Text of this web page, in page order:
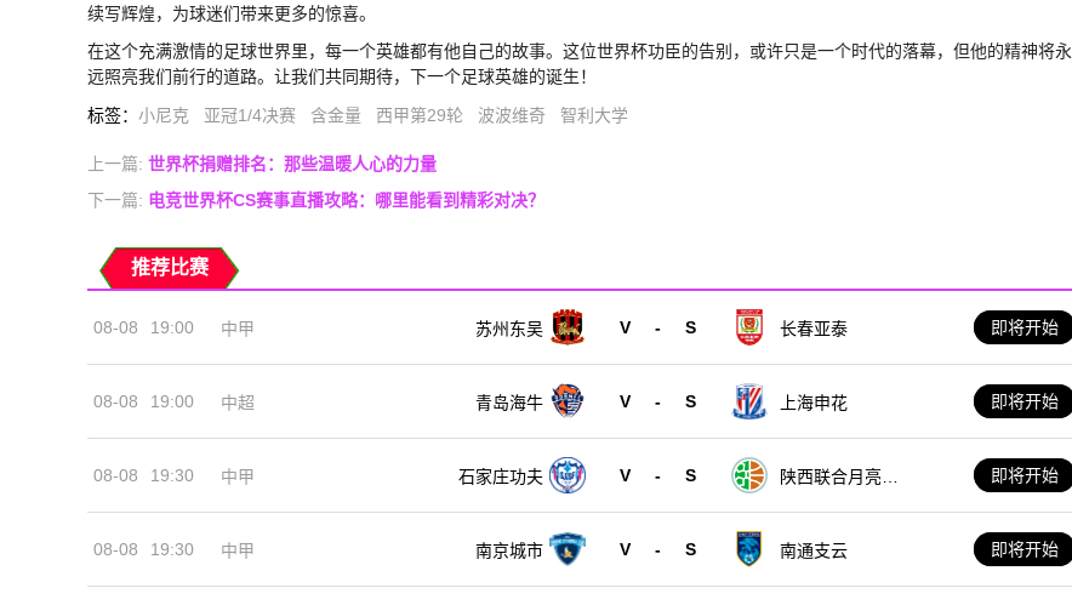
续写辉煌，为球迷们带来更多的惊喜。
在这个充满激情的足球世界里，每一个英雄都有他自己的故事。这位世界杯功臣的告别，或许只是一个时代的落幕，但他的精神将永
远照亮我们前行的道路。让我们共同期待，下一个足球英雄的诞生！
标签： 小尼克 亚冠1/4决赛 含金量 西甲第29轮 波波维奇 智利大学
上一篇: 世界杯捐赠排名：那些温暖人心的力量
下一篇: 电竞世界杯CS赛事直播攻略：哪里能看到精彩对决？
推荐比赛
08-08 19:00 中甲 苏州东吴 V - S 长春亚泰 即将开始
08-08 19:00 中超 青岛海牛 V - S 上海申花 即将开始
08-08 19:30 中甲 石家庄功夫 V - S
陕西联合月亮泊
即将开始
08-08 19:30 中甲 南京城市 V - S 南通支云 即将开始